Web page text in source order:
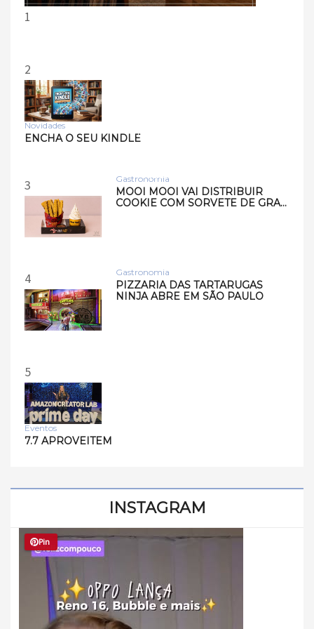
1
Tecnologia
Musi…
2
Novidades
ENCHA O SEU KINDLE
3 Gastronomia
MOOI MOOI VAI DISTRIBUIR
COOKIE COM SORVETE DE GRA…
4 Gastronomia
PIZZARIA DAS TARTARUGAS
NINJA ABRE EM SÃO PAULO
5
Eventos
7.7 APROVEITEM
INSTAGRAM
Pin